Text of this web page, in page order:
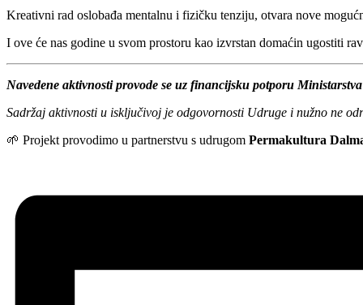
Kreativni rad oslobađa mentalnu i fizičku tenziju, otvara nove
I ove će nas godine u svom prostoru kao izvrstan domaćin ugostiti
Navedene aktivnosti provode se uz financijsku potporu
Sadržaj aktivnosti u isključivoj je odgovornosti Udruge i nužno ne
🌱 Projekt provodimo u partnerstvu s udrugom Permakultura